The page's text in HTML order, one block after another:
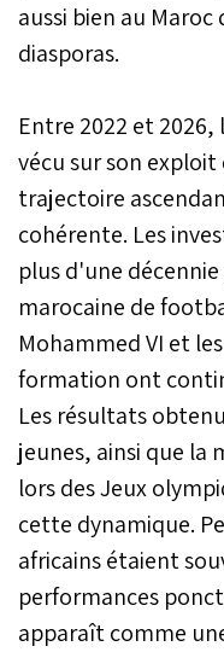
aussi bien au
diasporas.
Entre 2022 et
vécu sur son
trajectoire
cohérente. Les
plus d'une
marocaine de
Mohammed VI et
formation ont
Les résultats
jeunes, ainsi que la
lors des Jeux
cette dynamique.
africains étaient
performances
apparaît comme